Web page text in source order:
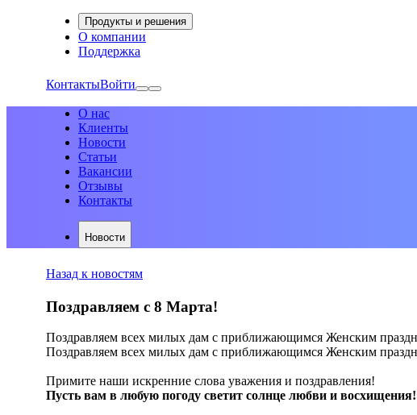
Продукты и решения
О компании
Поддержка
КонтактыВойти
О нас
Клиенты
Новости
Статьи
Вакансии
Отзывы
Контакты
Новости
Назад к новостям
Поздравляем с 8 Марта!
Поздравляем всех милых дам с приближающимся Женским
Поздравляем всех милых дам с приближающимся Женским
Примите наши искренние слова уважения и поздравления!
Пусть вам в любую погоду светит солнце любви и